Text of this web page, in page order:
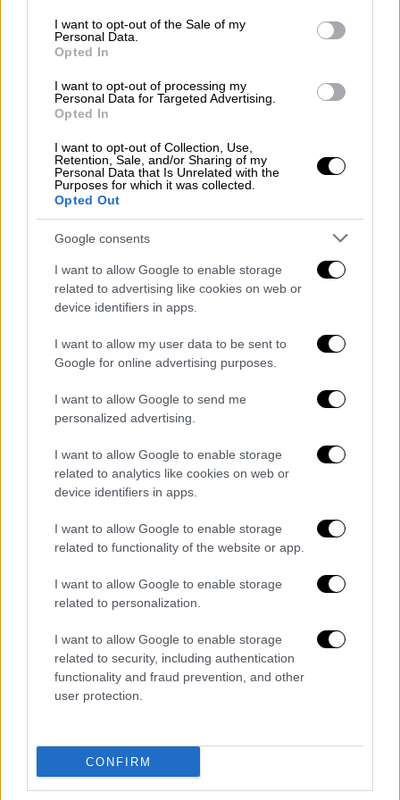
consent section.
I want to opt-out of the Sale of my
Personal Data.
Opted In
I want to opt-out of processing my
Personal Data for Targeted Advertising.
Opted In
I want to opt-out of Collection, Use,
Retention, Sale, and/or Sharing of my
Personal Data that Is Unrelated with the
Purposes for which it was collected.
Opted Out
Google consents
I want to allow Google to enable storage
related to advertising like cookies on web or
device identifiers in apps.
I want to allow my user data to be sent to
Google for online advertising purposes.
I want to allow Google to send me
personalized advertising.
I want to allow Google to enable storage
related to analytics like cookies on web or
device identifiers in apps.
I want to allow Google to enable storage
related to functionality of the website or app.
I want to allow Google to enable storage
related to personalization.
I want to allow Google to enable storage
related to security, including authentication
functionality and fraud prevention, and other
user protection.
CONFIRM
ρούχα του! Κανείς δεν ξέρει.»
Στη δεύτερη ενότηταδιέψευσε ότι
παρακάμπτονται πνευματικά δικαιώματα
Είναι ξεκάθαρη συκοφαντία η καραμέλα περί
πνευματικού δικαιώματος και δημιουργείται
η εντύπωση πως δεν θα καταβληθούν τα
δικαιώματα του Μάνου Χατζιδάκι από τις